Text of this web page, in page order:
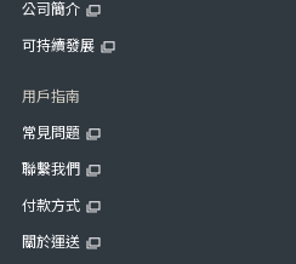
公司簡介
可持續發展
用戶指南
常見問題
聯繫我們
付款方式
關於運送